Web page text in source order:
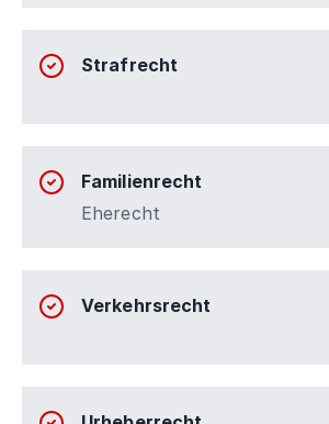
Strafrecht
Familienrecht
Eherecht
Verkehrsrecht